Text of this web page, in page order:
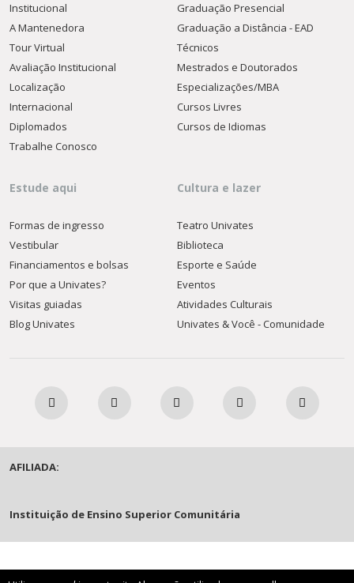
Institucional
A Mantenedora
Tour Virtual
Avaliação Institucional
Localização
Internacional
Diplomados
Trabalhe Conosco
Graduação Presencial
Graduação a Distância - EAD
Técnicos
Mestrados e Doutorados
Especializações/MBA
Cursos Livres
Cursos de Idiomas
Estude aqui
Formas de ingresso
Vestibular
Financiamentos e bolsas
Por que a Univates?
Visitas guiadas
Blog Univates
Cultura e lazer
Teatro Univates
Biblioteca
Esporte e Saúde
Eventos
Atividades Culturais
Univates & Você - Comunidade
AFILIADA:
Instituição de Ensino Superior Comunitária